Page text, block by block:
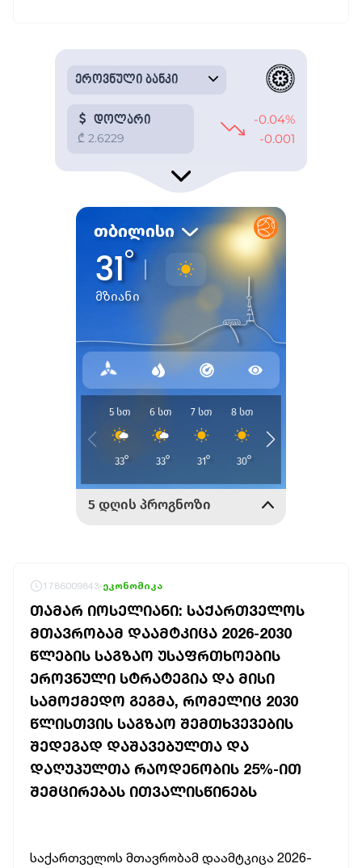
1786009843 ეკონომიკა
ᲗᲐᲛᲐᲠ ᲘᲝᲡᲔᲚᲘᲐᲜᲘ: ᲡᲐᲥᲐᲠᲗᲕᲔᲚᲝᲡ
ᲛᲗᲐᲕᲠᲝᲑᲐᲛ ᲓᲐᲐᲛᲢᲙᲘᲪᲐ 2026-2030
ᲬᲚᲔᲑᲘᲡ ᲡᲐᲒᲖᲐᲝ ᲣᲡᲐᲤᲠᲗᲮᲝᲔᲑᲘᲡ
ᲔᲠᲝᲕᲜᲣᲚᲘ ᲡᲢᲠᲐᲢᲔᲒᲘᲐ ᲓᲐ ᲛᲘᲡᲘ
ᲡᲐᲛᲝᲥᲛᲔᲓᲝ ᲒᲔᲒᲛᲐ, ᲠᲝᲛᲔᲚᲘᲪ 2030
ᲬᲚᲘᲡᲗᲕᲘᲡ ᲡᲐᲒᲖᲐᲝ ᲨᲔᲛᲗᲮᲕᲔᲕᲔᲑᲘᲡ
ᲨᲔᲓᲔᲒᲐᲓ ᲓᲐᲨᲐᲕᲔᲑᲣᲚᲗᲐ ᲓᲐ
ᲓᲐᲦᲣᲞᲣᲚᲗᲐ ᲠᲐᲝᲓᲔᲜᲝᲑᲘᲡ 25%-ᲘᲗ
ᲨᲔᲛᲪᲘᲠᲔᲑᲐᲡ ᲘᲗᲕᲐᲚᲘᲡᲬᲘᲜᲔᲑᲡ
საქართველოს მთავრობამ დაამტკიცა 2026-